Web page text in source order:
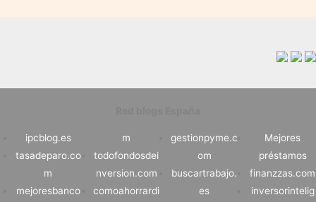
ipcblog.es
tasadeparo.co
m
mejoresbanco
m
todofondosdei
nversion.com
comoahorrardi
gestionpyme.c
om
buscartrabajo.
es
Mejores
préstamos
finanzzas.com
inversorintelig